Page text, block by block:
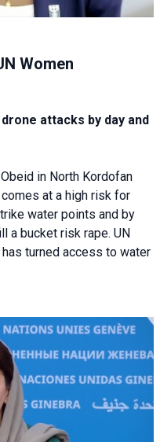
Women
drone attacks by day and
in North Kordofan
at a high risk for
water points and by
a bucket risk rape. UN
turned access to water